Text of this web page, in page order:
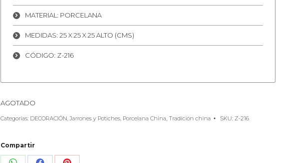
MATERIAL: PORCELANA
MEDIDAS: 25 X 25 X 25 ALTO (CMS)
CÓDIGO: Z-216
AGOTADO
Categorías: DECORACIÓN, Jarrones y Potiches, Porcelana China, Tradición china SKU: Z-216
Compartir